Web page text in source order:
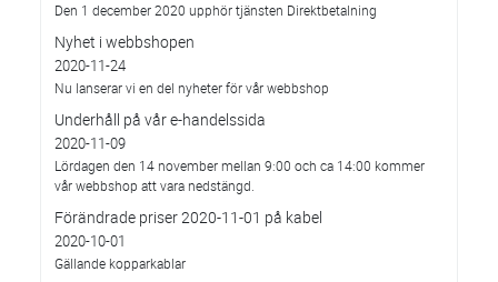
Den 1 december 2020 upphör tjänsten Direktbetalning
Nyhet i webbshopen
2020-11-24
Nu lanserar vi en del nyheter för vår webbshop
Underhåll på vår e-handelssida
2020-11-09
Lördagen den 14 november mellan 9:00 och ca 14:00 kommer
vår webbshop att vara nedstängd.
Förändrade priser 2020-11-01 på kabel
2020-10-01
Gällande kopparkablar